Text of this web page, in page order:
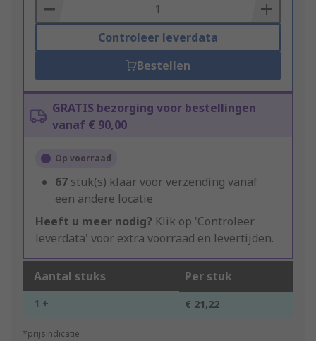
Basket
Controleer leverdata
Bestellen
GRATIS bezorging voor bestellingen
vanaf € 90,00
Op voorraad
67 stuk(s) klaar voor verzending vanaf
een andere locatie
Heeft u meer nodig? Klik op 'Controleer
leverdata' voor extra voorraad en levertijden.
Aantal stuks Per stuk
1 + € 21,22
*prijsindicatie